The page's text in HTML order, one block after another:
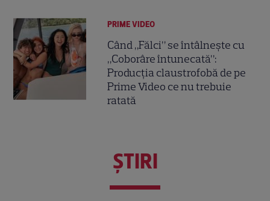
PRIME VIDEO
Când „Fălci” se întâlnește cu
„Coborâre întunecată”:
Producția claustrofobă de pe
Prime Video ce nu trebuie
ratată
ŞTIRI